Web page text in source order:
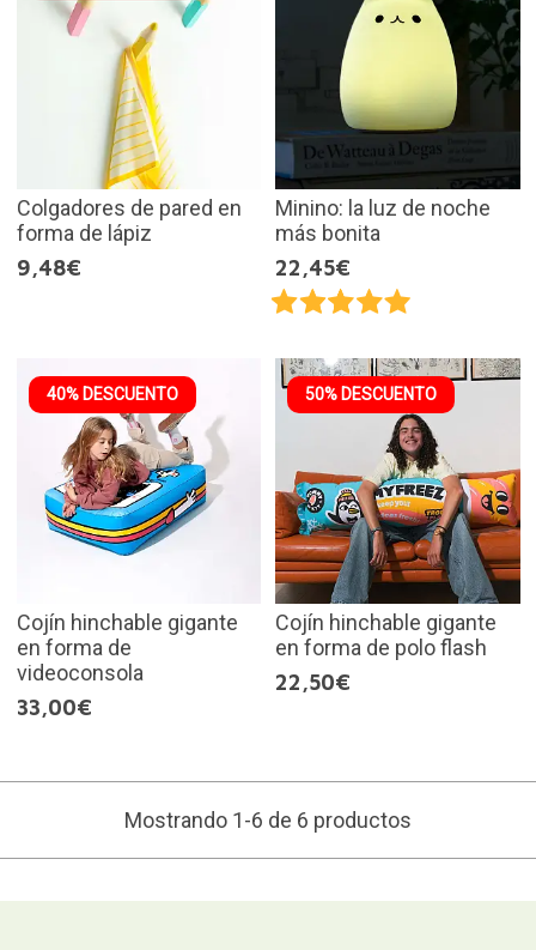
Colgadores de pared en
forma de lápiz
9,48€
Minino: la luz de noche
más bonita
22,45€
40% DESCUENTO
Cojín hinchable gigante
en forma de
videoconsola
33,00€
50% DESCUENTO
Cojín hinchable gigante
en forma de polo flash
22,50€
Mostrando 1-6 de 6 productos